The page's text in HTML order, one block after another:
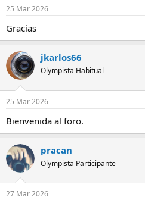
25 Mar 2026
Gracias
jkarlos66
Olympista Habitual
25 Mar 2026
Bienvenida al foro.
pracan
Olympista Participante
27 Mar 2026